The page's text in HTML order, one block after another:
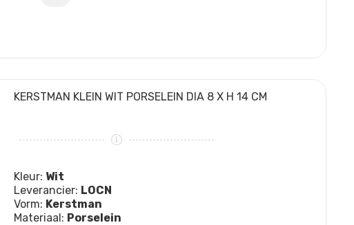
KERSTMAN KLEIN WIT PORSELEIN DIA 8 X H 14 CM
Kleur: Wit
Leverancier: LOCN
Vorm: Kerstman
Materiaal: Porselein